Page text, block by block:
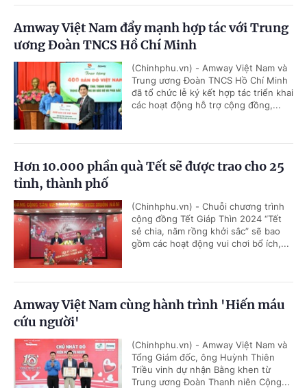
Amway Việt Nam đẩy mạnh hợp tác với Trung
ương Đoàn TNCS Hồ Chí Minh
(Chinhphu.vn) - Amway Việt Nam và
Trung ương Đoàn TNCS Hồ Chí Minh
đã tổ chức lễ ký kết hợp tác triển khai
các hoạt động hỗ trợ cộng đồng,...
Hơn 10.000 phần quà Tết sẽ được trao cho 25
tỉnh, thành phố
(Chinhphu.vn) - Chuỗi chương trình
cộng đồng Tết Giáp Thìn 2024 “Tết
sẻ chia, năm rồng khởi sắc” sẽ bao
gồm các hoạt động vui chơi bổ ích,...
Amway Việt Nam cùng hành trình 'Hiến máu
cứu người'
(Chinhphu.vn) - Amway Việt Nam và
Tổng Giám đốc, ông Huỳnh Thiên
Triều vinh dự nhận Bằng khen từ
Trung ương Đoàn Thanh niên Cộng...